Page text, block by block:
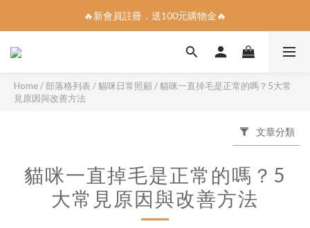
📣指定商品5件95折、10件9折📣
🔥新會員註冊．送100元購物金🔥
全館消費滿1200免運到府
Home/部落格列表 /貓咪日常照顧/貓咪一直掉毛是正常的嗎？5大常
見原因與改善方法
文章分類
貓咪一直掉毛是正常的嗎？5
大常見原因與改善方法